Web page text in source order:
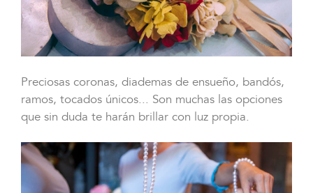
Preciosas coronas, diademas de ensueño, bandós,
ramos, tocados únicos... Son muchas las opciones
que sin duda te harán brillar con luz propia.